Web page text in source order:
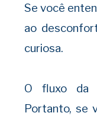
Se você
ao
curiosa.
O fluxo da
Portanto, se